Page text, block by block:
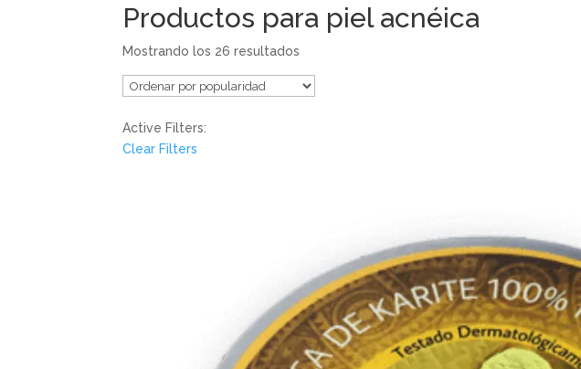
Productos para piel acnéica
Mostrando los 26 resultados
Active Filters:
Clear Filters